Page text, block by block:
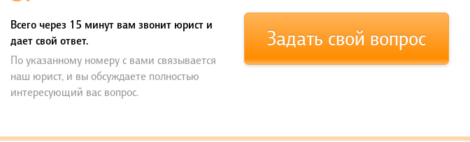
Всего через 15 минут вам звонит юрист и
дает свой ответ.
По указанному номеру с вами связывается
наш юрист, и вы обсуждаете полностью
интересующий вас вопрос.
Задать свой вопрос